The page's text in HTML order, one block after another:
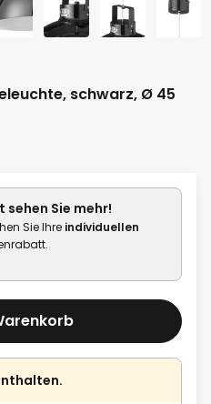
schwarz, Ø 45
sehen Sie mehr!
Sie Ihre individuellen